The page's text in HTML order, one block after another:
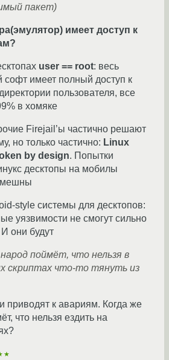
пакет)
имеет доступ к
user == root: весь
софт имеет полный доступ к
пользователя, все
в хомяке
Firejail’ы частично решают
но только частично: Linux
by design. Попытки
десктопы на мобилы
style системы для десктопов:
уязвимости не смогут сильно
они будут
поймёт, что нельзя в
скриптах что-то тянуть из
приводят к авариям. Когда же
что нельзя ездить на